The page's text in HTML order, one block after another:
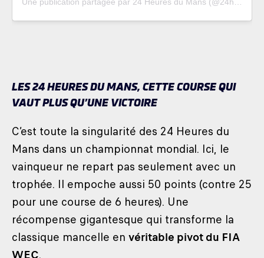
LES 24 HEURES DU MANS, CETTE COURSE QUI
VAUT PLUS QU’UNE VICTOIRE
C’est toute la singularité des 24 Heures du
Mans dans un championnat mondial. Ici, le
vainqueur ne repart pas seulement avec un
trophée. Il empoche aussi 50 points (contre 25
pour une course de 6 heures). Une
récompense gigantesque qui transforme la
classique mancelle en véritable pivot du FIA
WEC.